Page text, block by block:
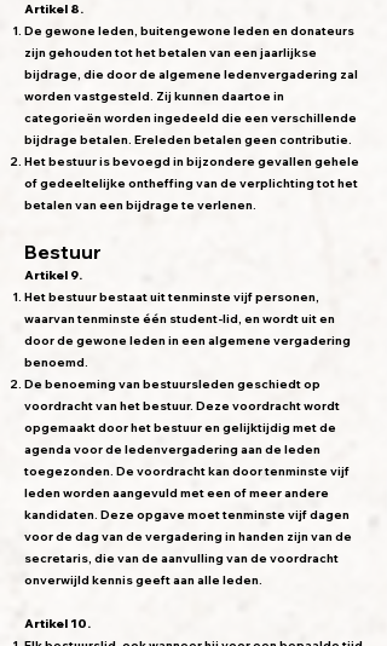
Artikel 8.
De gewone leden, buitengewone leden en donateurs
zijn gehouden tot het betalen van een jaarlijkse
bijdrage, die door de algemene ledenvergadering zal
worden vastgesteld. Zij kunnen daartoe in
categorieën worden ingedeeld die een verschillende
bijdrage betalen. Ereleden betalen geen contributie.
Het bestuur is bevoegd in bijzondere gevallen gehele
of gedeeltelijke ontheffing van de verplichting tot het
betalen van een bijdrage te verlenen.
Bestuur
Artikel 9.
Het bestuur bestaat uit tenminste vijf personen,
waarvan tenminste één student-lid, en wordt uit en
door de gewone leden in een algemene vergadering
benoemd.
De benoeming van bestuursleden geschiedt op
voordracht van het bestuur. Deze voordracht wordt
opgemaakt door het bestuur en gelijktijdig met de
agenda voor de ledenvergadering aan de leden
toegezonden. De voordracht kan door tenminste vijf
leden worden aangevuld met een of meer andere
kandidaten. Deze opgave moet tenminste vijf dagen
voor de dag van de vergadering in handen zijn van de
secretaris, die van de aanvulling van de voordracht
onverwijld kennis geeft aan alle leden.
Artikel 10.